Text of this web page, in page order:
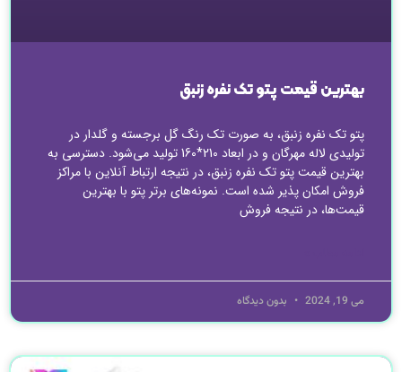
بهترین قیمت پتو تک نفره زنبق
پتو تک نفره زنبق، به صورت تک رنگ گل برجسته و گلدار در
تولیدی لاله مهرگان و در ابعاد 210*160 تولید می‌شود. دسترسی به
بهترین قیمت پتو تک نفره زنبق، در نتیجه ارتباط آنلاین با مراکز
فروش امکان پذیر شده است. نمونه‌های برتر پتو با بهترین
قیمت‌ها، در نتیجه فروش
می 19, 2024 بدون دیدگاه